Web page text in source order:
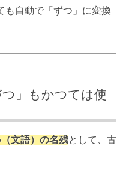
も自動で「ずつ」に変換
」もかつては使
文語） の名残として、古